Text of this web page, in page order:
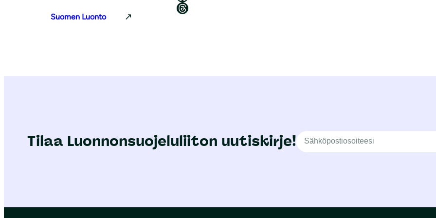
Suomen Luonto
Luonnonsuojeluliitto Threadsissa
Tilaa Luonnonsuojeluliiton uutiskirje!